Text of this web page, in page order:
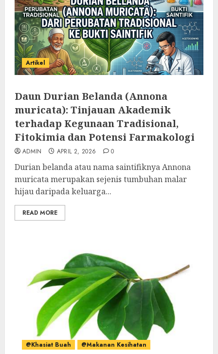
Artikel
Daun Durian Belanda (Annona
muricata): Tinjauan Akademik
terhadap Kegunaan Tradisional,
Fitokimia dan Potensi Farmakologi
ADMIN APRIL 2, 2026 0
Durian belanda atau nama saintifiknya Annona
muricata merupakan sejenis tumbuhan malar
hijau daripada keluarga...
READ MORE
@Khasiat Buah @Makanan Kesihatan